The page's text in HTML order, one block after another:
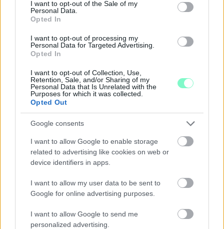
I want to opt-out of the Sale of my
Personal Data.
Opted In
I want to opt-out of processing my
Personal Data for Targeted Advertising.
Opted In
I want to opt-out of Collection, Use,
Retention, Sale, and/or Sharing of my
Personal Data that Is Unrelated with the
Purposes for which it was collected.
Opted Out
Google consents
I want to allow Google to enable storage
related to advertising like cookies on web or
device identifiers in apps.
I want to allow my user data to be sent to
Google for online advertising purposes.
I want to allow Google to send me
personalized advertising.
ÖRÖMHÍR: TÍZ ÉVE NEM VOLT ILYEN ALACSONY AZ
INFLÁCIÓ MAGYARORSZÁGON
Júliusban mindössze 1,2 százalékkal emelkedtek éves
összevetésben a fogyasztói árak, miközben az élelmiszerek ára
már csökkent.
Szólj hozzá!